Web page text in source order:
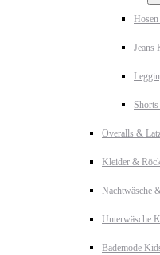
Jeans
Overalls &
Kleider &
Nachtwäsche
Unterwäsche
Bademode